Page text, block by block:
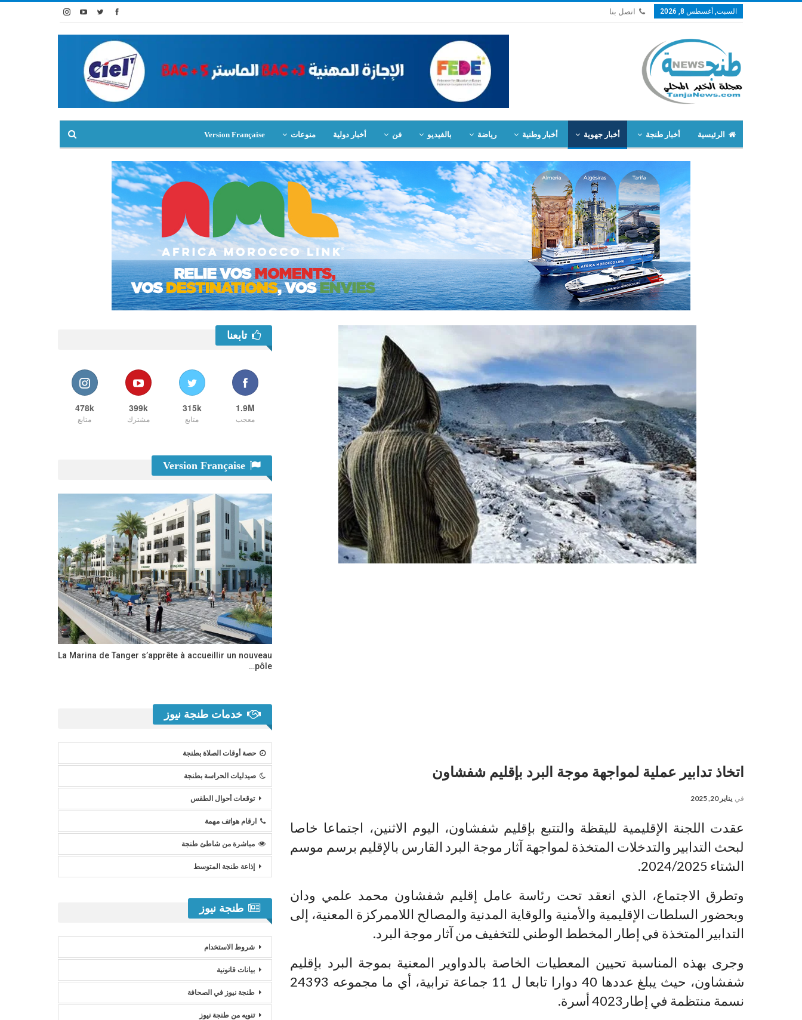
السبت, أغسطس 8, 2026 اتصل بنا
الرئيسية أخبار طنجة أخبار جهوية أخبار وطنية رياضة بالفيديو فن أخبار دولية منوعات Version Française
اتخاذ تدابير عملية لمواجهة موجة البرد بإقليم شفشاون
في يناير 20, 2025
عقدت اللجنة الإقليمية لليقظة والتتبع بإقليم شفشاون، اليوم الاثنين، اجتماعا خاصا
لبحث التدابير والتدخلات المتخذة لمواجهة آثار موجة البرد القارس بالإقليم برسم موسم
الشتاء 2024/2025.
وتطرق الاجتماع، الذي انعقد تحت رئاسة عامل إقليم شفشاون محمد علمي ودان
وبحضور السلطات الإقليمية والأمنية والوقاية المدنية والمصالح اللاممركزة المعنية، إلى
التدابير المتخذة في إطار المخطط الوطني للتخفيف من آثار موجة البرد.
وجرى بهذه المناسبة تحيين المعطيات الخاصة بالدواوير المعنية بموجة البرد بإقليم
شفشاون، حيث يبلغ عددها 40 دوارا تابعا ل 11 جماعة ترابية، أي ما مجموعه 24393
نسمة منتظمة في إطار4023 أسرة.
تابعنا
1.9M
معجب
315k
متابع
399k
مشترك
478k
متابع
La Marina de Tanger s’apprête à accueillir un nouveau
pôle…
خدمات طنجة نيوز
حصة أوقات الصلاة بطنجة
صيدليات الحراسة بطنجة
توقعات أحوال الطقس
ارقام هواتف مهمة
مباشرة من شاطئ طنجة
إذاعة طنجة المتوسط
طنجة نيوز
شروط الاستخدام
بيانات قانونية
طنجة نيوز في الصحافة
تنويه من طنجة نيوز